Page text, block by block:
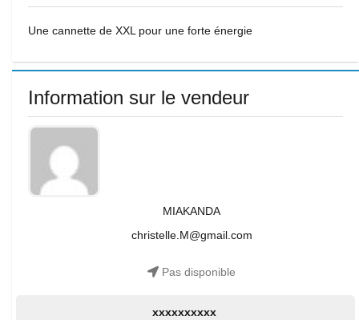
Une cannette de XXL pour une forte énergie
Information sur le vendeur
MIAKANDA
christelle.M@gmail.com
Pas disponible
xxxxxxxxxx